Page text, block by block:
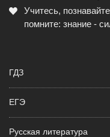
Учитесь,
помните: знание -
ГДЗ
ЕГЭ
Русская литература